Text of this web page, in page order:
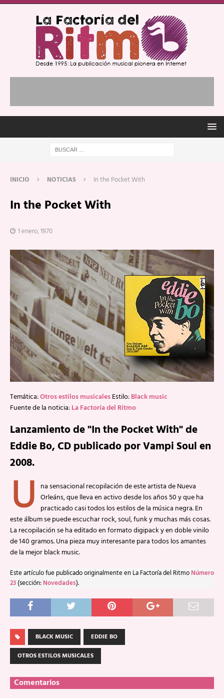
INICIO NOTICIAS In the Pocket With
In the Pocket With
1 enero, 1970
Temática:Otros estilos musicalesEstilo:Black music
Fuente de la noticia:La Factoría del Ritmo
Lanzamiento de "In the Pocket With" de
Eddie Bo, CD publicado por Vampi Soul en
2008.
U na sensacional recopilación de este artista de Nueva
Orleáns, que lleva en activo desde los años 50 y que ha
practicado casi todos los estilos de la música negra. En
este álbum se puede escuchar rock, soul, funk y muchas más cosas.
La recopilación se ha editado en formato digipack y en doble vinilo
de 140 gramos. Una pieza muy interesante para todos los amantes
de la mejor black music.
Este artículo fue publicado originalmente en La Factoría del Ritmo Número
23 (sección: Novedades).
BLACK MUSIC
EDDIE BO
OTROS ESTILOS MUSICALES
Comentarios